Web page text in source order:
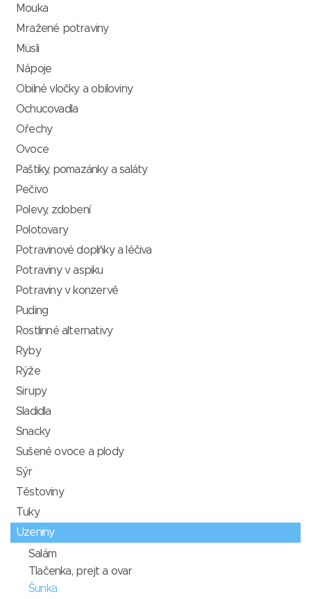
Mouka
Mražené potraviny
Müsli
Nápoje
Obilné vločky a obiloviny
Ochucovadla
Ořechy
Ovoce
Paštiky, pomazánky a saláty
Pečivo
Polevy, zdobení
Polotovary
Potravinové doplňky a léčiva
Potraviny v aspiku
Potraviny v konzervě
Puding
Rostlinné alternativy
Ryby
Rýže
Sirupy
Sladidla
Snacky
Sušené ovoce a plody
Sýr
Těstoviny
Tuky
Uzeniny
Salám
Tlačenka, prejt a ovar
Šunka